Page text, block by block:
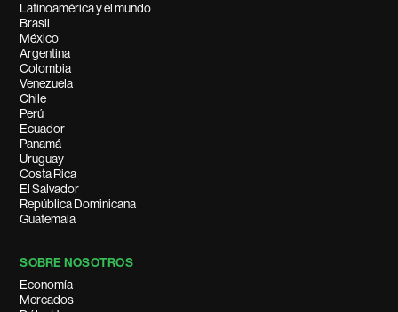
Latinoamérica y el mundo
Brasil
México
Argentina
Colombia
Venezuela
Chile
Perú
Ecuador
Panamá
Uruguay
Costa Rica
El Salvador
República Dominicana
Guatemala
SOBRE NOSOTROS
Economía
Mercados